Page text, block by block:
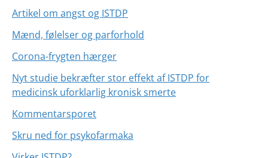
Artikel om angst og ISTDP
Mænd, følelser og parforhold
Corona-frygten hærger
Nyt studie bekræfter stor effekt af ISTDP for
medicinsk uforklarlig kronisk smerte
Kommentarsporet
Skru ned for psykofarmaka